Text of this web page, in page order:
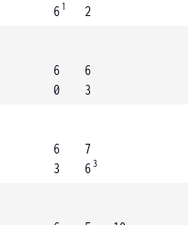
6 1
2
6
0
6
3
6
3
7
6 3